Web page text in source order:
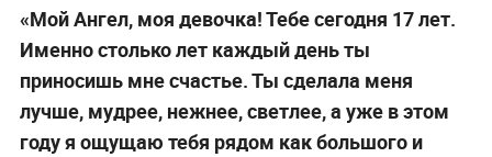
«Мой Ангел, моя девочка! Тебе сегодня 17 лет.
Именно столько лет каждый день ты
приносишь мне счастье. Ты сделала меня
лучше, мудрее, нежнее, светлее, а уже в этом
году я ощущаю тебя рядом как большого и